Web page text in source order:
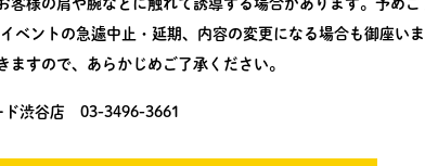
ベントの急遽中止・延期、内容の変更になる場合も御座い
すので、あらかじめご了承ください。
ド渋谷店 03-3496-3661